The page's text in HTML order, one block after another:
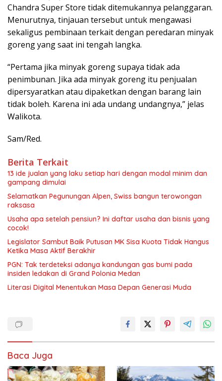
Chandra Super Store tidak ditemukannya pelanggaran.
Menurutnya, tinjauan tersebut untuk mengawasi
sekaligus pembinaan terkait dengan peredaran minyak
goreng yang saat ini tengah langka.
“Pertama jika minyak goreng supaya tidak ada
penimbunan. Jika ada minyak goreng itu penjualan
dipersyaratkan atau dipaketkan dengan barang lain
tidak boleh. Karena ini ada undang undangnya,” jelas
Walikota.
Sam/Red.
Berita Terkait
13 ide jualan yang laku setiap hari dengan modal minim dan
gampang dimulai
Selamatkan Pegunungan Alpen, Swiss bangun terowongan
raksasa
Usaha apa setelah pensiun? Ini daftar usaha dan bisnis yang
cocok!
Legislator Sambut Baik Putusan MK Sisa Kuota Tidak Hangus
Ketika Masa Aktif Berakhir
PGN: Tak terdeteksi adanya kandungan gas bumi pada
insiden ledakan di Grand Polonia Medan
Literasi Digital Menentukan Masa Depan Generasi Muda
Baca Juga